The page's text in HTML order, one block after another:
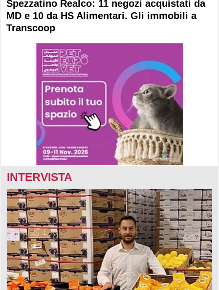
Spezzatino Realco: 11 negozi acquistati da
MD e 10 da HS Alimentari. Gli immobili a
Transcoop
INTERVISTA